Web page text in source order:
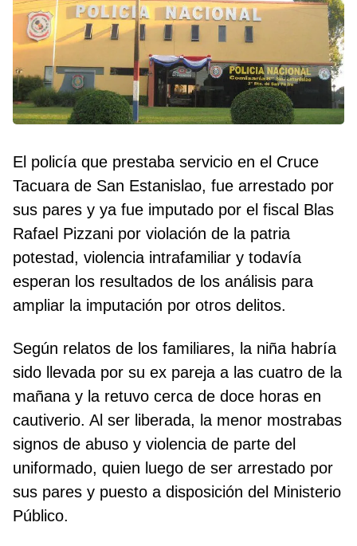
El policía que prestaba servicio en el Cruce
Tacuara de San Estanislao, fue arrestado por
sus pares y ya fue imputado por el fiscal Blas
Rafael Pizzani por violación de la patria
potestad, violencia intrafamiliar y todavía
esperan los resultados de los análisis para
ampliar la imputación por otros delitos.
Según relatos de los familiares, la niña habría
sido llevada por su ex pareja a las cuatro de la
mañana y la retuvo cerca de doce horas en
cautiverio. Al ser liberada, la menor mostrabas
signos de abuso y violencia de parte del
uniformado, quien luego de ser arrestado por
sus pares y puesto a disposición del Ministerio
Público.